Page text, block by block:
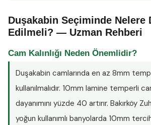
Duşakabin Seçiminde Nelere
Edilmeli? — Uzman Rehberi
Cam Kalınlığı Neden Önemlidir?
Duşakabin camlarında en az 8mm
kullanılmalıdır. 10mm lamine temperli
dayanımını yüzde 40 artırır. Bakırköy
yoğun kullanımlı banyolarda 10mm